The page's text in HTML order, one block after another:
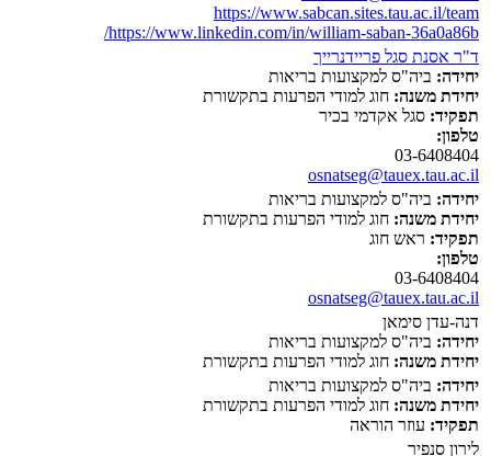
https://www.sabcan.sites.tau.ac.il/team
https://www.linkedin.com/in/william-saban-36a0a86b/
ד"ר אסנת סגל פריידנרייך
יחידה: ביה"ס למקצועות בריאות
יחידת משנה: חוג למודי הפרעות בתקשורת
תפקיד: סגל אקדמי בכיר
טלפון:
03-6408404
osnatseg@tauex.tau.ac.il
יחידה: ביה"ס למקצועות בריאות
יחידת משנה: חוג למודי הפרעות בתקשורת
תפקיד: ראש חוג
טלפון:
03-6408404
osnatseg@tauex.tau.ac.il
דנה-עדן סימאן
יחידה: ביה"ס למקצועות בריאות
יחידת משנה: חוג למודי הפרעות בתקשורת
יחידה: ביה"ס למקצועות בריאות
יחידת משנה: חוג למודי הפרעות בתקשורת
תפקיד: עוזר הוראה
לירון סנפיר